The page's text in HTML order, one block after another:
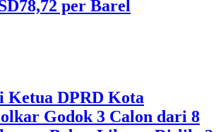
per Barel
Ketua DPRD Kota
Godok 3 Calon dari 8